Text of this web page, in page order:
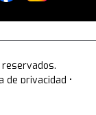
de privacidad •